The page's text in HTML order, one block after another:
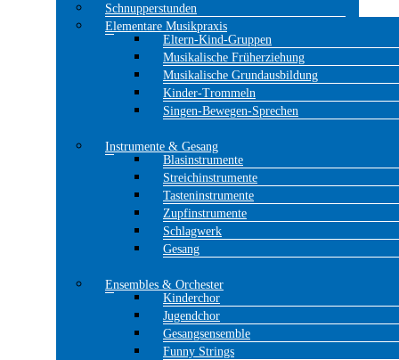
Schnupperstunden
Elementare Musikpraxis
Eltern-Kind-Gruppen
Musikalische Früherziehung
Musikalische Grundausbildung
Kinder-Trommeln
Singen-Bewegen-Sprechen
Instrumente & Gesang
Blasinstrumente
Streichinstrumente
Tasteninstrumente
Zupfinstrumente
Schlagwerk
Gesang
Ensembles & Orchester
Kinderchor
Jugendchor
Gesangsensemble
Funny Strings